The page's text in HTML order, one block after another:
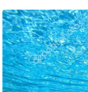
N
e
w
s
ला